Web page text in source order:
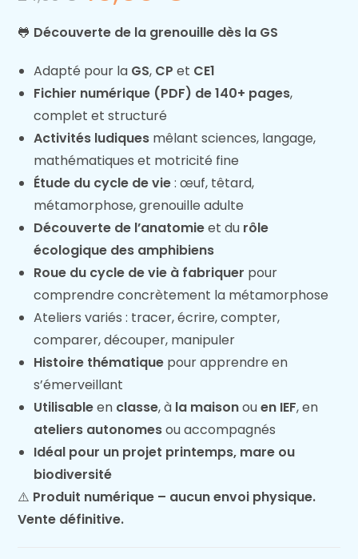
🐸 Découverte de la grenouille dès la GS
Adapté pour la GS, CP et CE1
Fichier numérique (PDF) de 140+ pages,
complet et structuré
Activités ludiques mêlant sciences, langage,
mathématiques et motricité fine
Étude du cycle de vie: œuf, têtard,
métamorphose, grenouille adulte
Découverte de l’anatomieet du rôle
écologique des amphibiens
Roue du cycle de vie à fabriquer pour
comprendre concrètement la métamorphose
Ateliers variés : tracer, écrire, compter,
comparer, découper, manipuler
Histoire thématique pour apprendre en
s’émerveillant
Utilisableen classe, à la maisonouen IEF, en
ateliers autonomesou accompagnés
Idéal pour un projet printemps, mare ou
biodiversité
⚠️ Produit numérique – aucun envoi physique.
Vente définitive.